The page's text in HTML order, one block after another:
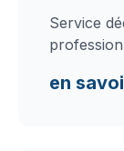
Service
en